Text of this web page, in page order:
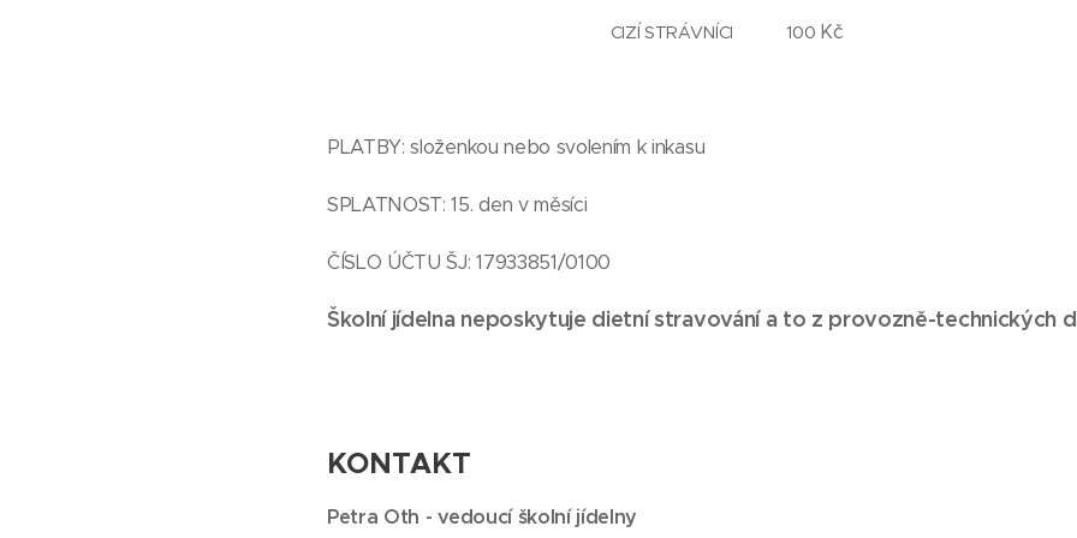
CIZÍ STRÁVNÍCI 100 Kč
PLATBY: složenkou nebo svolením k inkasu
SPLATNOST: 15. den v měsíci
ČÍSLO ÚČTU ŠJ: 17933851/0100
Školní jídelna neposkytuje dietní stravování a to z provozně-technických
KONTAKT
Petra Oth - vedoucí školní jídelny